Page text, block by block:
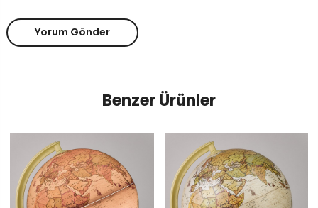
Yorum Gönder
Benzer Ürünler